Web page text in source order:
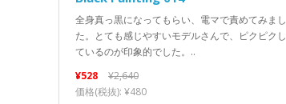
全身真っ黒になってもらい、電マで責めてみまし
た。とても感じやすいモデルさんで、ピクピクし
ているのが印象的でした。..
¥528
¥2,640
価格(税抜): ¥480